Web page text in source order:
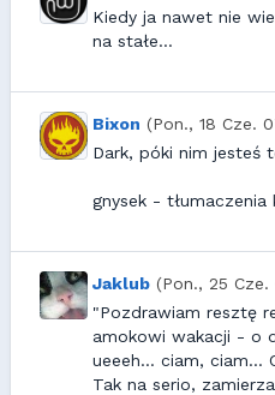
Kiedy ja nawet nie
na stałe...
Bixon (Pon., 18 Cze.
Dark, póki nim jesteś
gnysek -
Jaklub (Pon., 25 Cze.
"Pozdrawiam resztę
amokowi wakacji - o
ueeeh... ciam, ciam...
Tak na serio,